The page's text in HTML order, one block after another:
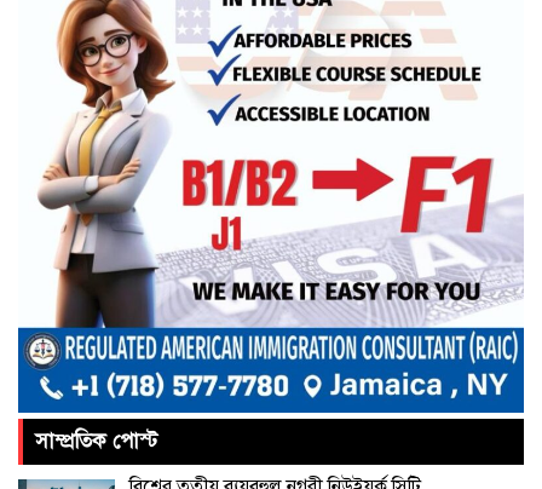
রেললাইন কাটা, গাড়িতে আগুন—এ
কোন রাজনীতি, প্রশ্ন তথ্যমন্ত্রীর
আমরা প্রতিদ্বন্দ্বিতাপূর্ণ নির্বাচন চাই: না‌ছিম
পাকিস্তানে থানায় ‘আত্মঘাতী’ হামলায়
নিহত ৬, আহত ২৫
ভূরাজনীতির নেতিবাচক প্রভাব পড়তে শুরু
করেছে: এফবিসিসিআই
চীনের বেল্ট অ্যান্ড রোড উদ্যোগে আর
সাম্প্রতিক পোস্ট